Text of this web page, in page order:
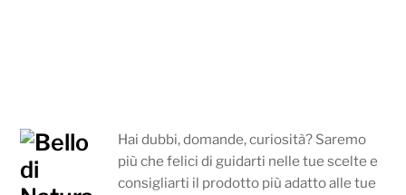
Hai dubbi, domande, curiosità? Saremo
più che felici di guidarti nelle tue scelte e
consigliarti il prodotto più adatto alle tue